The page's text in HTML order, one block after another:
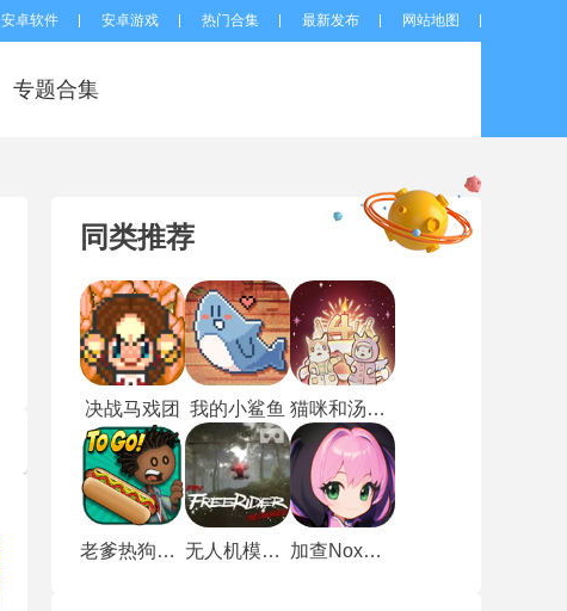
安卓软件 安卓游戏 热门合集 最新发布 网站地图
专题合集
同类推荐
决战马戏团 我的小鲨鱼 猫咪和汤国际服
老爹热狗店无限金币版 无人机模拟器 加查Nox最新版